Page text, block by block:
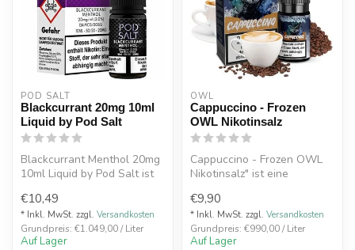
POD SALT
Blackcurrant 20mg 10ml
Liquid by Pod Salt
Blackcurrant Menthol 20mg
10ml Liquid by Pod Salt ist
€10,49
* Inkl. MwSt. zzgl. Versandkosten
Grundpreis: €1.049,00 / Liter
Auf Lager
OWL
Cappuccino - Frozen
OWL Nikotinsalz
Cappuccino - Frozen OWL
Nikotinsalz" ist eine
aromat...
€9,90
* Inkl. MwSt. zzgl. Versandkosten
Grundpreis: €990,00 / Liter
Auf Lager